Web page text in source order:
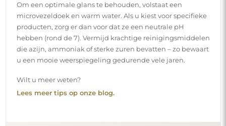
Om een optimale glans te behouden, volstaat een
microvezeldoek en warm water. Als u kiest voor specifieke
producten, zorg er dan voor dat ze een neutrale pH
hebben (rond de 7). Vermijd krachtige reinigingsmiddelen
die azijn, ammoniak of sterke zuren bevatten – zo bewaart
u een mooie weerspiegeling gedurende vele jaren.
Wilt u meer weten?
Lees meer tips op onze blog.